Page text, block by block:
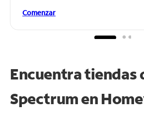
Comenzar
Encuentra tiendas
Spectrum en